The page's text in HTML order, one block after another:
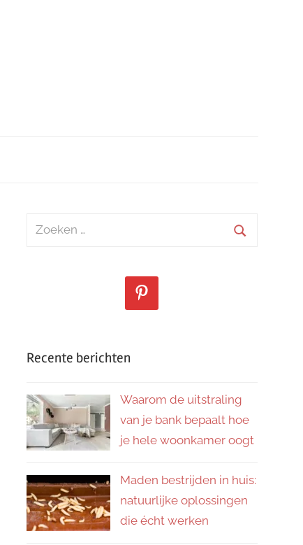
Zoeken
Recente berichten
Waarom de uitstraling
van je bank bepaalt hoe
je hele woonkamer oogt
Maden bestrijden in huis:
natuurlijke oplossingen
die écht werken